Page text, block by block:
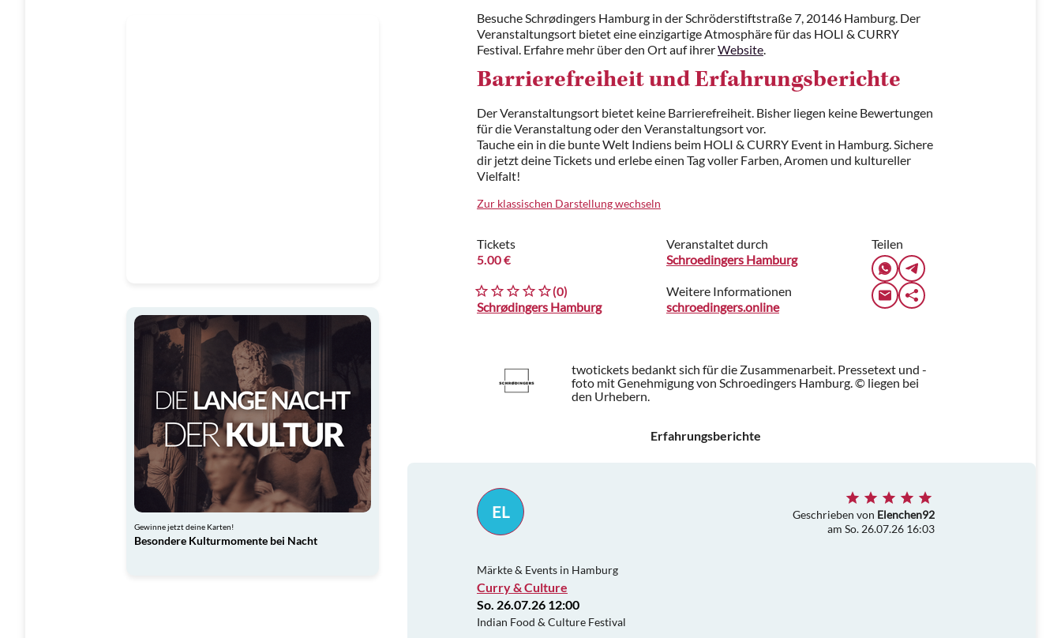
Gewinne jetzt deine Karten!
Besondere Kulturmomente bei Nacht
Besuche Schrødingers Hamburg in der Schröderstiftstraße 7, 20146 Hamburg. Der
Veranstaltungsort bietet eine einzigartige Atmosphäre für das HOLI & CURRY
Festival. Erfahre mehr über den Ort auf ihrerWebsite.
Barrierefreiheit und Erfahrungsberichte
Der Veranstaltungsort bietet keine Barrierefreiheit. Bisher liegen keine Bewertungen
für die Veranstaltung oder den Veranstaltungsort vor.
Tauche ein in die bunte Welt Indiens beim HOLI & CURRY Event in Hamburg. Sichere
dir jetzt deine Tickets und erlebe einen Tag voller Farben, Aromen und kultureller
Vielfalt!
Zur klassischen Darstellung wechseln
Tickets
5.00 €
(0)
Schrødingers Hamburg
Veranstaltet durch
Schroedingers Hamburg
Weitere Informationen
schroedingers.online
Teilen
twotickets bedankt sich für die Zusammenarbeit. Pressetext und -
foto mit Genehmigung von Schroedingers Hamburg. © liegen bei
den Urhebern.
Erfahrungsberichte
EL Geschrieben von Elenchen92
am So. 26.07.26 16:03
Märkte & Events in Hamburg
Curry & Culture
So. 26.07.26 12:00
Indian Food & Culture Festival